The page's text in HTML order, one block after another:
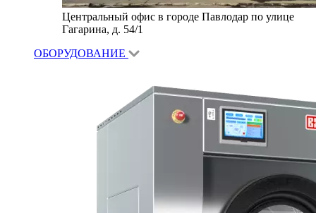
Центральный офис в городе Павлодар по улице
Гагарина, д. 54/1
ОБОРУДОВАНИЕ